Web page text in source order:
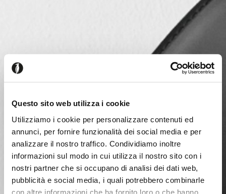
Questo sito web utilizza i cookie
Utilizziamo i cookie per personalizzare contenuti ed
annunci, per fornire funzionalità dei social media e per
analizzare il nostro traffico. Condividiamo inoltre
informazioni sul modo in cui utilizza il nostro sito con i
nostri partner che si occupano di analisi dei dati web,
pubblicità e social media, i quali potrebbero combinarle
con altre informazioni che ha fornito loro o che hanno